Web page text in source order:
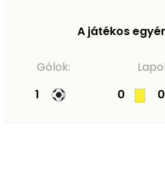
A játékos
Gólok:
1
0
0